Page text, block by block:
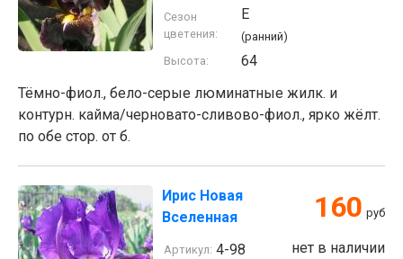
Сезон
цветения:
E
(ранний)
Высота:
64
Тёмно-фиол., бело-серые люминатные жилк. и
контурн. кайма/черновато-сливово-фиол., ярко жёлт.
по обе стор. от б.
Ирис Новая
Вселенная
160 руб
нет в наличии
Артикул: 4-98